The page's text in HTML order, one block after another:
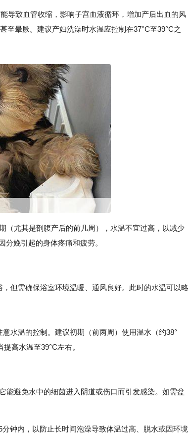
导致血管收缩，影响子宫血液循环，增加产后出血的风
至晕厥。建议产妇洗澡时水温应控制在37°C至39°C之
（尤其是剖腹产后的前几周），水温不宜过高，以减少
娩引起的身体疼痛和疲劳。
但需确保浴室环境温暖、通风良好。此时的水温可以略
温的控制。建议初期（前两周）使用温水（约38°
高水温至39°C左右。
能避免水中的细菌进入阴道或伤口而引发感染。如需盆
钟内，以防止长时间泡澡导致体温过高、脱水或因环境